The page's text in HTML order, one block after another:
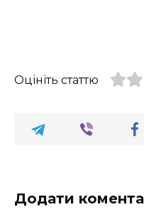
Оцініть статтю
Додати